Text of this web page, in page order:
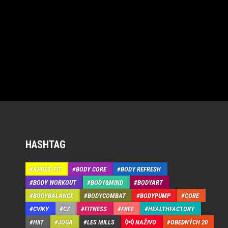
HASHTAG
APRÉS-FIT BODY CORE
BODY REFRESH
BODY WORKOUT
BODY&MIND
BODYART
BODYBALANCE
BODYCOMBAT BODYPUMP
CORE
CVIKY
CZ FITNESS FREE
HEALTHFACTORY
HIIT
JOGA LES MILLS NAŽIVO OBEDNÝCH 20